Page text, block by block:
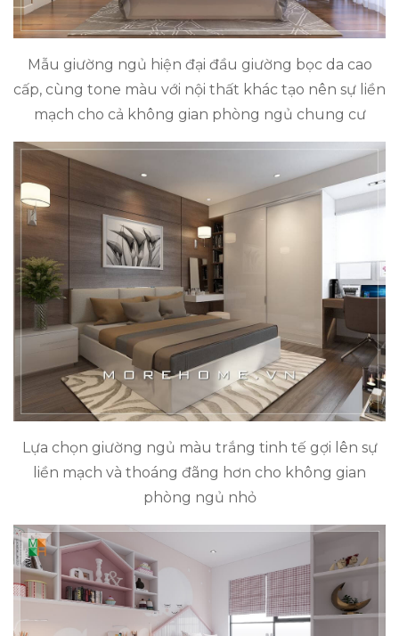
Mẫu giường ngủ hiện đại đầu giường bọc da cao
cấp, cùng tone màu với nội thất khác tạo nên sự liền
mạch cho cả không gian phòng ngủ chung cư
Lựa chọn giường ngủ màu trắng tinh tế gợi lên sự
liền mạch và thoáng đãng hơn cho không gian
phòng ngủ nhỏ